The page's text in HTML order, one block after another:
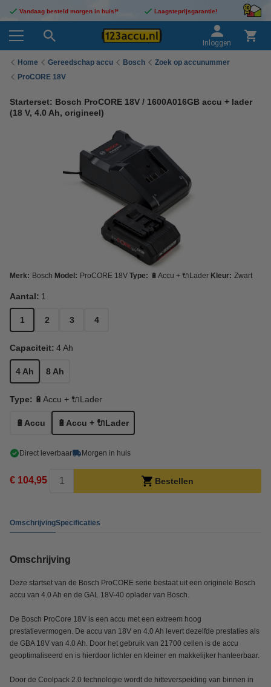
Vandaag besteld morgen in huis!* Laagsteprijsgarantie!
Inloggen
Home Gereedschap accu Bosch
Zoek op accunummer
ProCORE 18V
Starterset: Bosch ProCORE 18V / 1600A016GB accu + lader
(18 V, 4.0 Ah, origineel)
Merk: Bosch Model: ProCORE 18V Type: 🔋Accu + 🔌Lader Kleur: Zwart
Aantal: 1
1 2 3 4
Capaciteit: 4 Ah
4 Ah 8 Ah
Type: 🔋Accu + 🔌Lader
🔋Accu 🔋Accu + 🔌Lader
Direct leverbaar Morgen in huis
€ 104,95 Bestellen
OmschrijvingSpecificaties
Omschrijving
Deze startset van de Bosch ProCORE serie bestaat uit een originele Bosch
accu van 4.0 Ah en de GAL 18V-40 oplader van Bosch.
De Bosch ProCore 18V is een accu met een extreem hoog
prestatievermogen. De accu van 18V en 4.0 Ah levert dezelfde prestaties als
de GBA 18V van 4.0 Ah. Door het gebruik van 21700 cellen is de accu
geoptimaliseerd en is hierdoor lichter en kleiner en makkelijker hanteerbaar.
Door de Coolpack 2.0 technologie wordt de hitteverspeiding van binnen in